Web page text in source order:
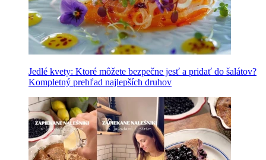
Jedlé kvety: Ktoré môžete bezpečne jesť a pridať do šalátov?
Kompletný prehľad najlepších druhov